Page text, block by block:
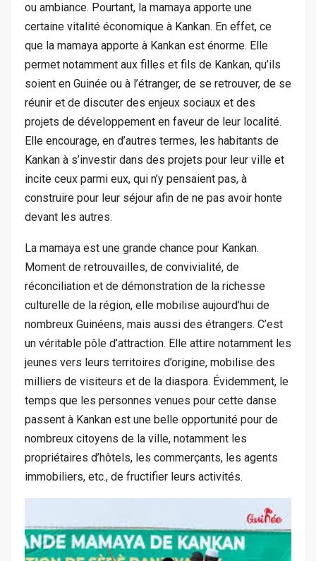
ou ambiance. Pourtant, la mamaya apporte une
certaine vitalité économique à Kankan. En effet, ce
que la mamaya apporte à Kankan est énorme. Elle
permet notamment aux filles et fils de Kankan, qu’ils
soient en Guinée ou à l’étranger, de se retrouver, de se
réunir et de discuter des enjeux sociaux et des
projets de développement en faveur de leur localité.
Elle encourage, en d’autres termes, les habitants de
Kankan à s’investir dans des projets pour leur ville et
incite ceux parmi eux, qui n’y pensaient pas, à
construire pour leur séjour afin de ne pas avoir honte
devant les autres.
La mamaya est une grande chance pour Kankan.
Moment de retrouvailles, de convivialité, de
réconciliation et de démonstration de la richesse
culturelle de la région, elle mobilise aujourd’hui de
nombreux Guinéens, mais aussi des étrangers. C’est
un véritable pôle d’attraction. Elle attire notamment les
jeunes vers leurs territoires d’origine, mobilise des
milliers de visiteurs et de la diaspora. Évidemment, le
temps que les personnes venues pour cette danse
passent à Kankan est une belle opportunité pour de
nombreux citoyens de la ville, notamment les
propriétaires d’hôtels, les commerçants, les agents
immobiliers, etc., de fructifier leurs activités.